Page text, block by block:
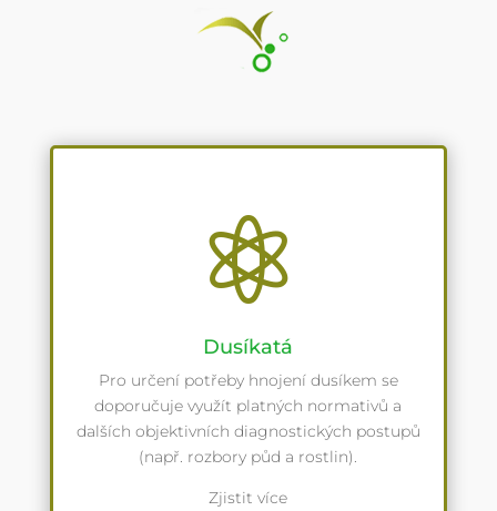

Dusíkatá
Pro určení potřeby hnojení dusíkem se
doporučuje využít platných normativů a
dalších objektivních diagnostických postupů
(např. rozbory půd a rostlin).
Zjistit více